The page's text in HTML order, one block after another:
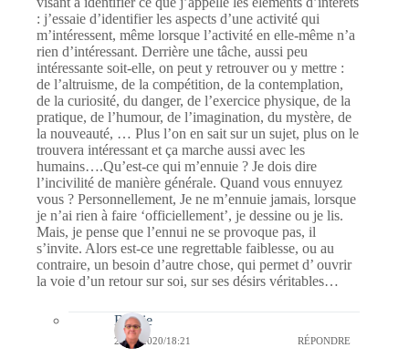
: j’essaie d’identifier les aspects d’une activité qui
m’intéressent, même lorsque l’activité en elle-même n’a
rien d’intéressant. Derrière une tâche, aussi peu
intéressante soit-elle, on peut y retrouver ou y mettre :
de l’altruisme, de la compétition, de la contemplation,
de la curiosité, du danger, de l’exercice physique, de la
pratique, de l’humour, de l’imagination, du mystère, de
la nouveauté, … Plus l’on en sait sur un sujet, plus on le
trouvera intéressant et ça marche aussi avec les
humains….Qu’est-ce qui m’ennuie ? Je dois dire
l’incivilité de manière générale. Quand vous ennuyez
vous ? Personnellement, Je ne m’ennuie jamais, lorsque
je n’ai rien à faire ‘officiellement’, je dessine ou je lis.
Mais, je pense que l’ennui ne se provoque pas, il
s’invite. Alors est-ce une regrettable faiblesse, ou au
contraire, un besoin d’autre chose, qui permet d’ ouvrir
la voie d’un retour sur soi, sur ses désirs véritables…
Bernie
28/01/2020/18:21 RÉPONDRE